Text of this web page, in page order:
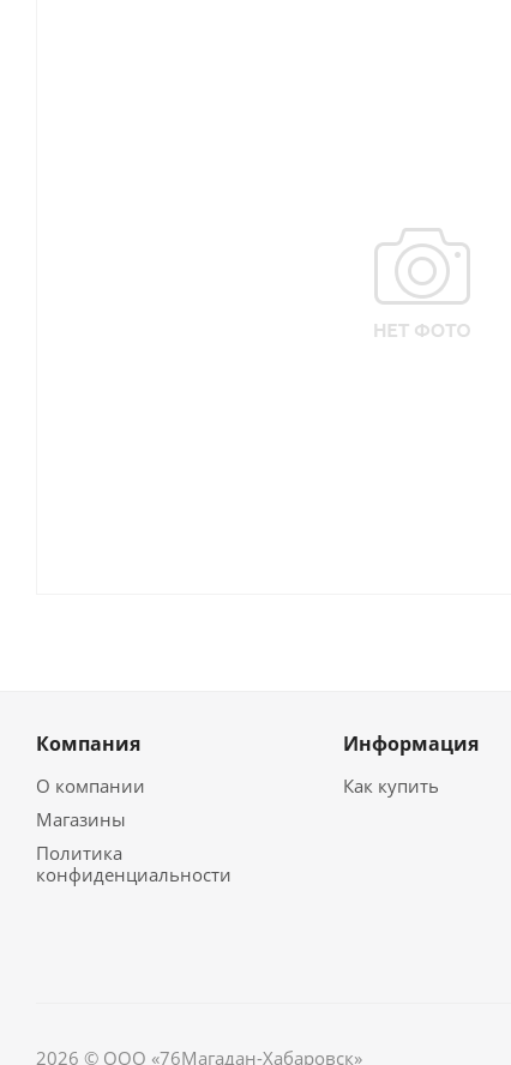
Компания
О компании
Магазины
Политика
конфиденциальности
Информация
Как купить
2026 © ООО «76Магадан-Хабаровск»